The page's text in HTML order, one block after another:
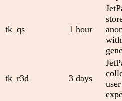
tk_qs 1 hour
tk_r3d 3 days